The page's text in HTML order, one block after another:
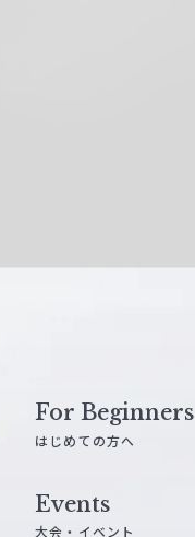
For Beginners
はじめての方へ
Events
大会・イベント